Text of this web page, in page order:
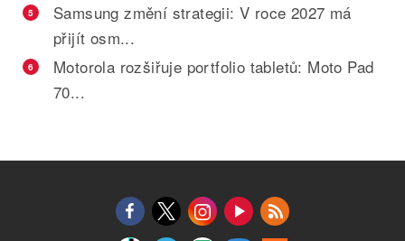
5
Samsung změní strategii: V roce 2027 má
přijít osm...
6
Motorola rozšiřuje portfolio tabletů: Moto Pad
70...